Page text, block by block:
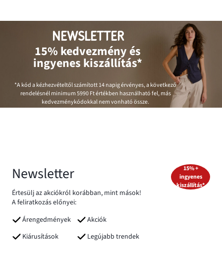
NEWSLETTER
15% kedvezmény és
ingyenes kiszállítás*
*A kód a kézhezvételtől számított 14 napig érvényes, a következő
rendelésnél minimum5990 Ftértékben használható fel, más
kedvezménykódokkal nem vonható össze.
Newsletter
Értesülj az akciókról korábban, mint mások!
A feliratkozás előnyei:
Árengedmények
Akciók
Kiárusítások
Legújabb trendek
15% +
ingyenes
kiszállítás*